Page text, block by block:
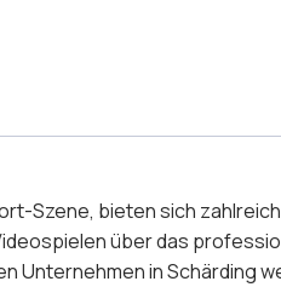
Szene, bieten sich
über das
Unternehmen in Schärding